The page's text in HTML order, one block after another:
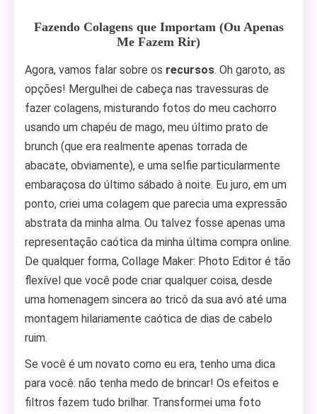
Fazendo Colagens que Importam (Ou Apenas
Me Fazem Rir)
Agora, vamos falar sobre os recursos. Oh garoto, as
opções! Mergulhei de cabeça nas travessuras de
fazer colagens, misturando fotos do meu cachorro
usando um chapéu de mago, meu último prato de
brunch (que era realmente apenas torrada de
abacate, obviamente), e uma selfie particularmente
embaraçosa do último sábado à noite. Eu juro, em um
ponto, criei uma colagem que parecia uma expressão
abstrata da minha alma. Ou talvez fosse apenas uma
representação caótica da minha última compra online.
De qualquer forma, Collage Maker: Photo Editor é tão
flexível que você pode criar qualquer coisa, desde
uma homenagem sincera ao tricô da sua avó até uma
montagem hilariamente caótica de dias de cabelo
ruim.
Se você é um novato como eu era, tenho uma dica
para você: não tenha medo de brincar! Os efeitos e
filtros fazem tudo brilhar. Transformei uma foto